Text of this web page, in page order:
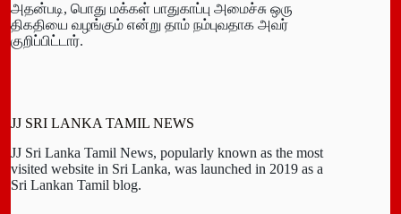
அதன்படி, பொது மக்கள் பாதுகாப்பு அமைச்சு ஒரு
திகதியை வழங்கும் என்று தாம் நம்புவதாக அவர்
குறிப்பிட்டார்.
JJ SRI LANKA TAMIL NEWS
JJ Sri Lanka Tamil News, popularly known as the most
visited website in Sri Lanka, was launched in 2019 as a
Sri Lankan Tamil blog.